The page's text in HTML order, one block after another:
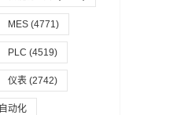
MES (4771)
PLC (4519)
仪表 (2742)
自动化